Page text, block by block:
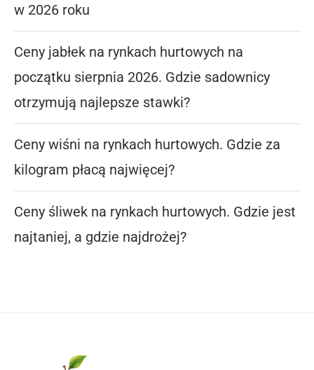
w 2026 roku
Ceny jabłek na rynkach hurtowych na
początku sierpnia 2026. Gdzie sadownicy
otrzymują najlepsze stawki?
Ceny wiśni na rynkach hurtowych. Gdzie za
kilogram płacą najwięcej?
Ceny śliwek na rynkach hurtowych. Gdzie jest
najtaniej, a gdzie najdrożej?